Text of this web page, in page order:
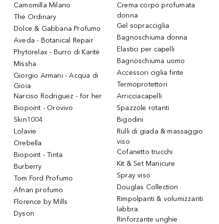
Camomilla Milano
The Ordinary
Dolce & Gabbana Profumo
Aveda - Botanical Repair
Phytorelax - Burro di Karitè
Missha
Giorgio Armani - Acqua di
Gioia
Narciso Rodriguez - for her
Biopoint - Orovivo
Skin1004
Lolavie
Orebella
Biopoint - Tinta
Burberry
Tom Ford Profumo
Afnan profumo
Florence by Mills
Dyson
Crema corpo profumata
donna
Gel sopracciglia
Bagnoschiuma donna
Elastici per capelli
Bagnoschiuma uomo
Accessori ciglia finte
Termoprotettori
Arricciacapelli
Spazzole rotanti
Bigodini
Rulli di giada & massaggio
viso
Cofanetto trucchi
Kit & Set Manicure
Spray viso
Douglas Collection
Rimpolpanti & volumizzanti
labbra
Rinforzante unghie